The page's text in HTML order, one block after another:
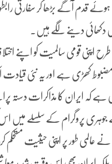
ہوئے قدم آگے بڑھا کر سفارتی
دکھائی دینے لگے ہیں۔
اپنی قومی سالمیت کو اپنے
مضبوط کھڑی ہے اور یہ نئی قیادت
ہے کہ ایران کا مذاکرات دستہ
ہے جوہری پروگرام کے سلسلے
طور پر اپنی حیثیت مستحکم